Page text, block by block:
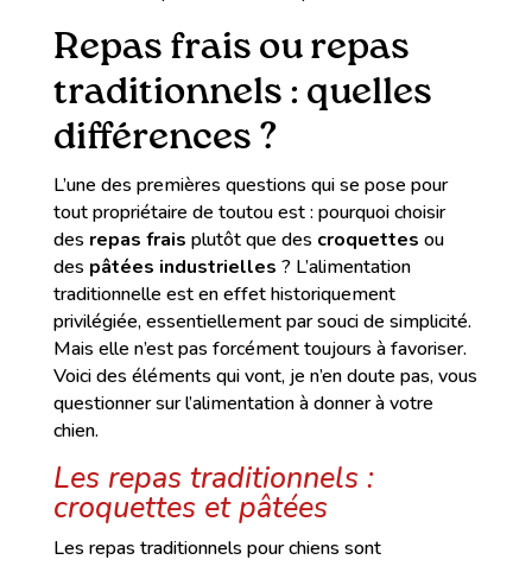
Repas frais ou repas
traditionnels : quelles
différences ?
L’une des premières questions qui se pose pour
tout propriétaire de toutou est : pourquoi choisir
des repas frais plutôt que des croquettes ou
des pâtées industrielles ? L’alimentation
traditionnelle est en effet historiquement
privilégiée, essentiellement par souci de simplicité.
Mais elle n’est pas forcément toujours à favoriser.
Voici des éléments qui vont, je n’en doute pas, vous
questionner sur l’alimentation à donner à votre
chien.
Les repas traditionnels :
croquettes et pâtées
Les repas traditionnels pour chiens sont